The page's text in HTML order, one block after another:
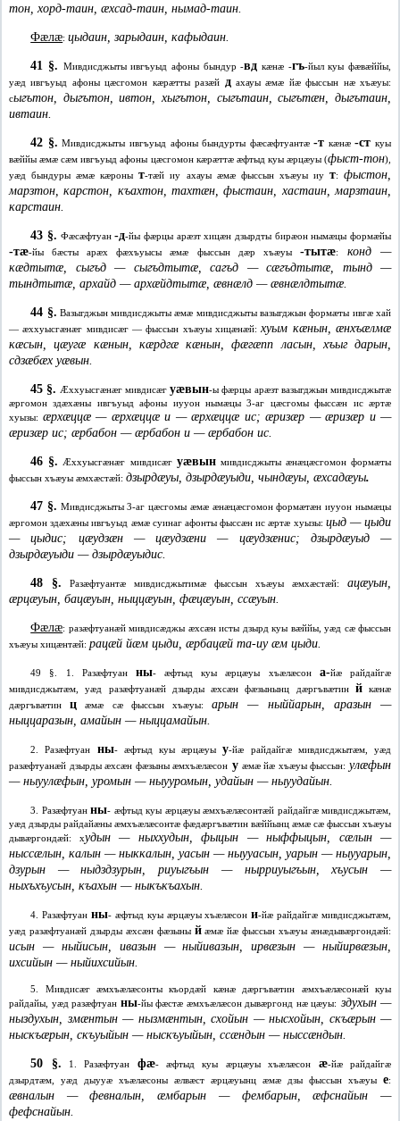
тон, хорд-таин, æхсад-таин, нымад-таин.
Фæлæ:цыдаин, зарыдаин, кафыдаин.
41 §. Мивдисджыты ивгъуыд афоны бындур -вд кæнæ -гъ-йыл куы фæвæййы,
уæд ивгъуыд афоны цæсгомон кæрæтты разæй
дахауы æмæ йæ фыссын нæ хъæуы:
сыгътон, дыгътон, ивтон, хыгътон, сыгътаин, сыгътæн, дыгътаин,
ивтаин.
42 §. Мивдисджыты ивгъуыд афоны бындурты фæсæфтуантæ-т кæнæ-ст куы
вæййы æмæ сæм ивгъуыд афоны цæсгомон кæрæттæ æфтыд куы æрцæуы (фыст-тон),
уæд бындуры æмæ кæроныт-тæй иу ахауы æмæ фыссын хъæуы иу т:фыстон,
марзтон, карстон, къахтон, тахтæн, фыстаин, хастаин, марзтаин,
карстаин.
43 §. Фæсæфтуан-д-йы фæрцы арæзт хицæн дзырдты бирæон нымæцы формæйы
-тæ-йы бæсты арæх фæхъуысы æмæ фыссын дæр хъæуы -тытæ:
конд —
кæдтытæ, сыгъд — сыгъдтытæ, сагъд — сæгъдтытæ, тынд —
тындтытæ, архайд — архæйдтытæ, æвнæлд — æвнæлдтытæ.
44 §. Вазыгджын мивдисджыты æмæ мивдисджыты вазыгджын формæты ивгæ хай
— æххуысгæнæг мивдисæг — фыссын хъæуы хицæнæй:хуым кæнын, æнхъæлмæ
кæсын, цæугæ кæнын, кæрдгæ кæнын, фæгæпп ласын, хъыг дарын,
сдзæбæх уæвын.
45 §. Æххуысгæнæг мивдисæгуæвын-ы фæрцы арæзт вазыгджын мивдисджытæ
æргомон здæхæны ивгъуыд афоны иууон нымæцы 3-аг цæсгомы фыссæн ис æртæ
хуызы: æрхæццæ — æрхæццæ и — æрхæццæ ис; æризæр — æризæр и —
æризæр ис; æрбабон — æрбабон и — æрбабон ис.
46 §. Æххуысгæнæг мивдисæг уæвынмивдисджыты æнæцæсгомон формæты
фыссын хъæуы æмхæстæй: дзырдæуы, дзырдæуыди, чындæуы, æхсадæуы.
47 §. Мивдисджыты 3-аг цæсгомы æмæ æнæцæсгомон формæтæн иууон нымæцы
æргомон здæхæны ивгъуыд æмæ суинаг афонты фыссæн ис æртæ хуызы: цыд — цыди
— цыдис; цæудзæн — цæудзæни — цæудзæнис; дзырдæуыд —
дзырдæуыди — дзырдæуыдис.
48 §. Разæфтуантæ мивдисджытимæ фыссын хъæуы æмхæстæй:ацæуын,
æрцæуын, бацæуын, ныццæуын, фæцæуын, ссæуын.
Фæлæ: разæфтуанæй мивдисæджы æхсæн исты дзырд куы вæййы, уæд сæ фыссын
хъæуы хицæнтæй: рацæй йæм цыди, æрбацæй та-иу æм цыди.
49 §. 1. Разæфтуан ны- æфтыд куы æрцæуы хъæлæсон а-йæ райдайгæ
мивдисджытæм, уæд разæфтуанæй дзырды æхсæн фæзынынц дæргъвæтин йкæнæ
дæргъвæтинц æмæ сæ фыссын хъæуы:арын — ныййарын, аразын —
ныццаразын, амайын — ныццамайын.
2. Разæфтуан ны- æфтыд куы æрцæуыу-йæ райдайгæ мивдисджытæм, уæд
разæфтуанæй дзырды æхсæн фæзыны æмхъæлæсон у æмæ йæ хъæуы фыссын:улæфын
— ныуулæфын, уромын — ныууромын, удайын — ныуудайын.
3. Разæфтуанны- æфтыд куы æрцæуы æмхъæлæсонтæй райдайгæ мивдисджытæм,
уæд дзырды райдайæны æмхъæлæсонтæ фæдæргъвæтин вæййынц æмæ сæ фыссын хъæуы
дывæргондæй: худын — ныххудын, фыцын — ныффыцын, сæлын —
ныссæлын, калын — ныккалын, уасын — ныууасын, уарын — ныууарын,
дзурын — ныдздзурын, риуыгъын — нырриуыгъын, хъусын —
ныхъхъусын, къахын — ныкъкъахын.
4. Разæфтуан ны- æфтыд куы æрцæуы хъæлæсони-йæ райдайгæ мивдисджытæм,
уæд разæфтуанæй дзырды æхсæн фæзыны йæмæ йæ фыссын хъæуы æнæдывæргондæй:
исын — ныйисын, ивазын — ныйивазын, ирвæзын — ныйирвæзын,
ихсийын — ныйихсийын.
5. Мивдисæг æмхъæлæсонты къордæй кæнæ дæргъвæтин æмхъæлæсонæй куы
райдайы, уæд разæфтуан ны-йы фæстæ æмхъæлæсон дывæргонд нæ цæуы: здухын —
ныздухын, змæнтын — нызмæнтын, схойын — нысхойын, скъæрын —
ныскъæрын, скъуыйын — ныскъуыйын, ссæндын — ныссæндын.
50 §. 1. Разæфтуан фæ- æфтыд куы æрцæуы хъæлæсон æ-йæ райдайгæ
дзырдтæм, уæд дыууæ хъæлæсоны æлвæст æрцæуынц æмæ дзы фыссын хъæуы е:
æвналын — февналын, æмбарын — фембарын, æфснайын —
фефснайын.